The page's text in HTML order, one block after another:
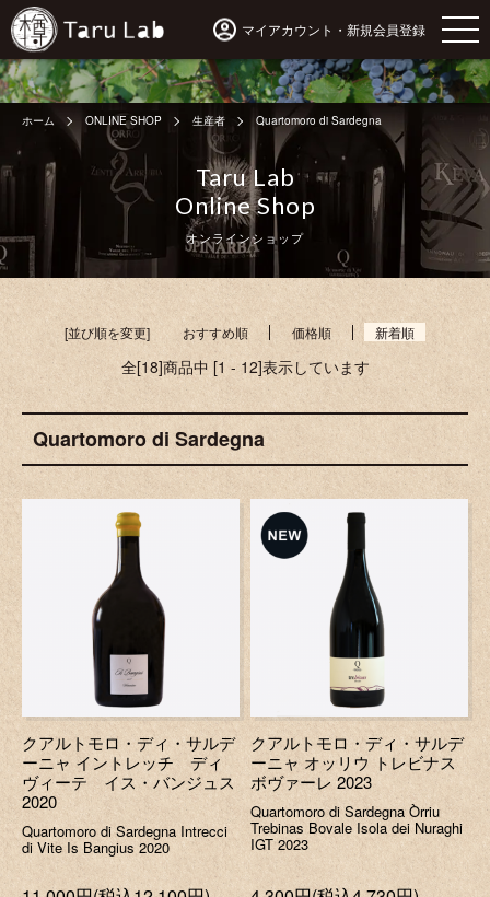
マイアカウント・新規会員登録
ホーム ONLINE SHOP 生産者 Quartomoro di Sardegna
Taru Lab
Online Shop
オンラインショップ
[並び順を変更] おすすめ順 価格順 新着順
全[18]商品中 [1 - 12]表示しています
Quartomoro di Sardegna
クアルトモロ・ディ・サルデ
ーニャ イントレッチ ディ
ヴィーテ イス・バンジュス
2020
Quartomoro di Sardegna Intrecci
di Vite Is Bangius 2020
クアルトモロ・ディ・サルデ
ーニャ オッリウ トレビナス
ボヴァーレ 2023
Quartomoro di Sardegna Òrriu
Trebinas Bovale Isola dei Nuraghi
IGT 2023